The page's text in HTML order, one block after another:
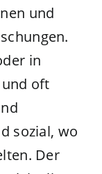
und
in
oft
sozial, wo
Der